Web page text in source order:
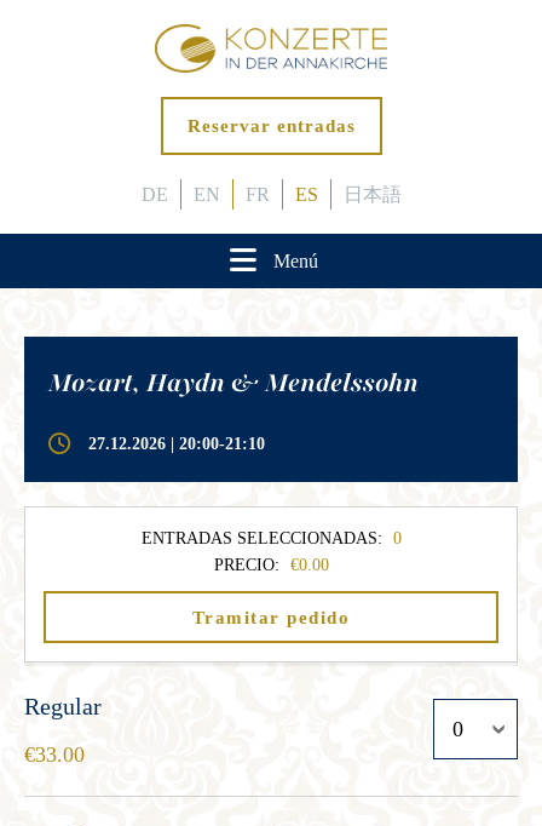
Reservar entradas
DE EN FR ES 日本語
Menú
Mozart, Haydn & Mendelssohn
27.12.2026 | 20:00-21:10
ENTRADAS SELECCIONADAS:
0
PRECIO:
0.00
Tramitar pedido
Regular
33.00